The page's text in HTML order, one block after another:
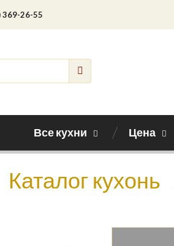
369-26-55
Все кухни Цена
Каталог кухонь